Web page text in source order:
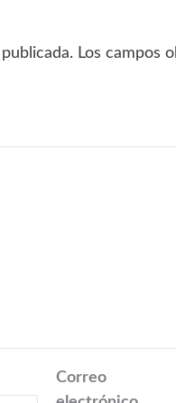
Los campos
Correo